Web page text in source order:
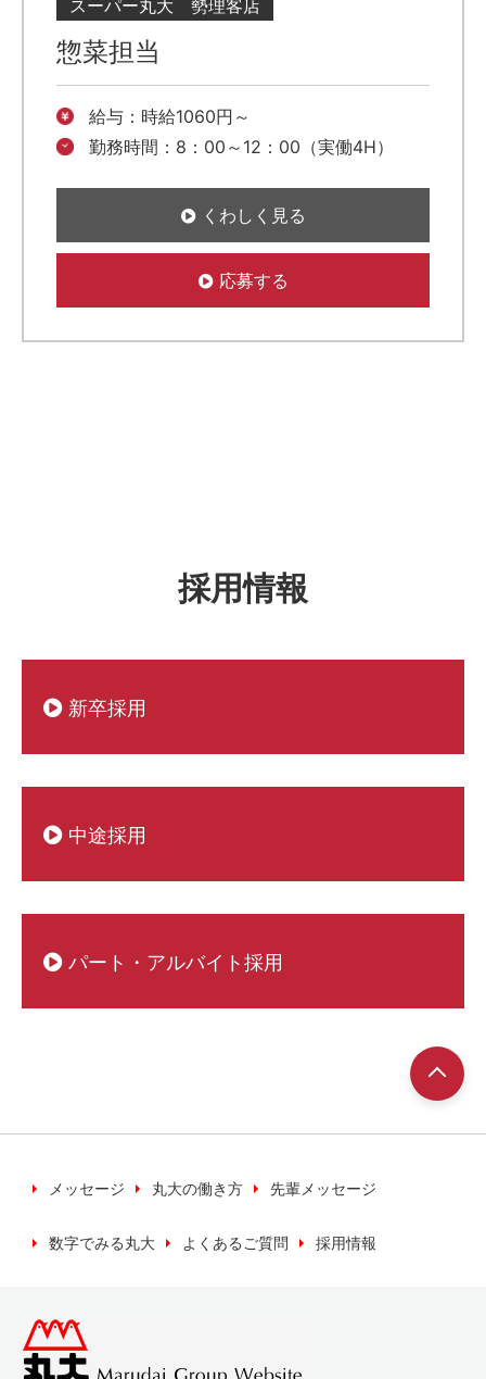
スーパー丸大 勢理客店
惣菜担当
給与：時給1060円～
勤務時間：8：00～12：00（実働4H）
くわしく見る
応募する
採用情報
新卒採用
中途採用
パート・アルバイト採用
メッセージ 丸大の働き方 先輩メッセージ
数字でみる丸大 よくあるご質問 採用情報